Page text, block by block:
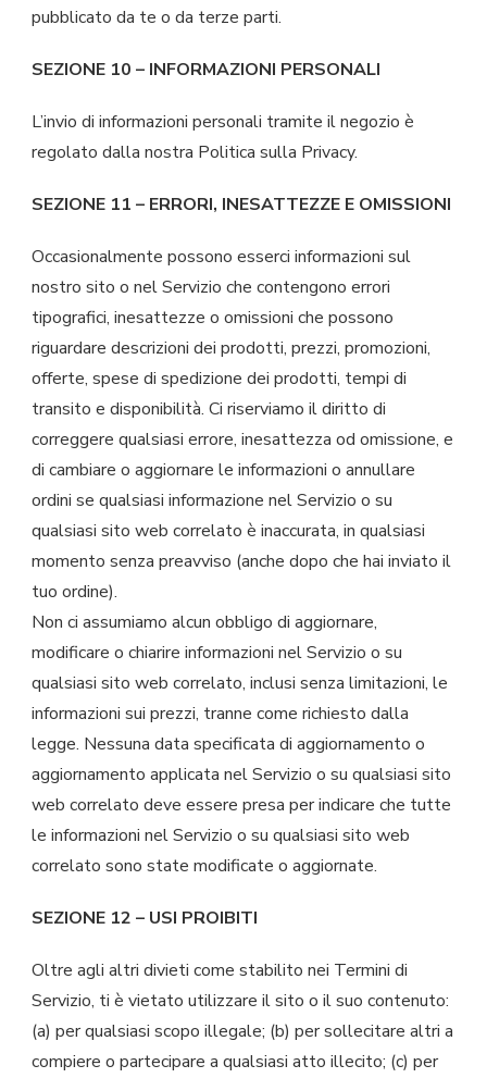
pubblicato da te o da terze parti.
SEZIONE 10 – INFORMAZIONI PERSONALI
L’invio di informazioni personali tramite il negozio è
regolato dalla nostra Politica sulla Privacy.
SEZIONE 11 – ERRORI, INESATTEZZE E OMISSIONI
Occasionalmente possono esserci informazioni sul
nostro sito o nel Servizio che contengono errori
tipografici, inesattezze o omissioni che possono
riguardare descrizioni dei prodotti, prezzi, promozioni,
offerte, spese di spedizione dei prodotti, tempi di
transito e disponibilità. Ci riserviamo il diritto di
correggere qualsiasi errore, inesattezza od omissione, e
di cambiare o aggiornare le informazioni o annullare
ordini se qualsiasi informazione nel Servizio o su
qualsiasi sito web correlato è inaccurata, in qualsiasi
momento senza preavviso (anche dopo che hai inviato il
tuo ordine).
Non ci assumiamo alcun obbligo di aggiornare,
modificare o chiarire informazioni nel Servizio o su
qualsiasi sito web correlato, inclusi senza limitazioni, le
informazioni sui prezzi, tranne come richiesto dalla
legge. Nessuna data specificata di aggiornamento o
aggiornamento applicata nel Servizio o su qualsiasi sito
web correlato deve essere presa per indicare che tutte
le informazioni nel Servizio o su qualsiasi sito web
correlato sono state modificate o aggiornate.
SEZIONE 12 – USI PROIBITI
Oltre agli altri divieti come stabilito nei Termini di
Servizio, ti è vietato utilizzare il sito o il suo contenuto:
(a) per qualsiasi scopo illegale; (b) per sollecitare altri a
compiere o partecipare a qualsiasi atto illecito; (c) per